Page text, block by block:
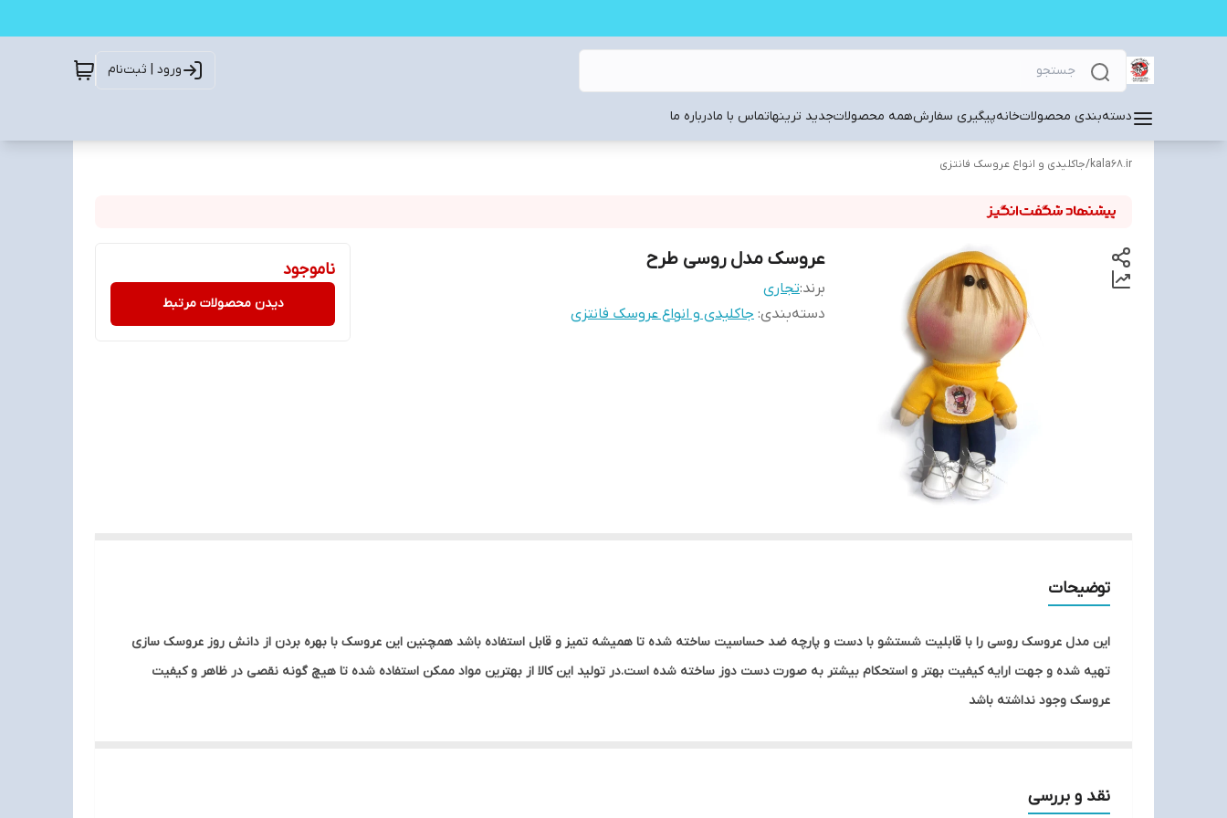
ورود | ثبت‌نام
دسته‌بندی محصولاتخانهپیگیری سفارشهمه محصولاتجدید ترینهاتماس با مادرباره ما
kala68.ir
/جاکلیدی و انواع عروسک فانتزی
عروسک مدل روسی طرح
برند:تجاری
دسته‌بندی: جاکلیدی و انواع عروسک فانتزی
ناموجود
دیدن محصولات مرتبط
توضیحات
این مدل عروسک روسی را با قابلیت شستشو با دست و پارچه ضد حساسیت ساخته شده تا همیشه تمیز و قابل استفاده باشد همچنین این عروسک با بهره بردن از دانش روز عروسک سازی
تهیه شده و جهت ارایه کیفیت بهتر و استحکام بیشتر به صورت دست دوز ساخته شده است.در تولید این کالا از بهترین مواد ممکن استفاده شده تا هیچ گونه نقصی در ظاهر و کیفیت
عروسک وجود نداشته باشد
نقد و بررسی